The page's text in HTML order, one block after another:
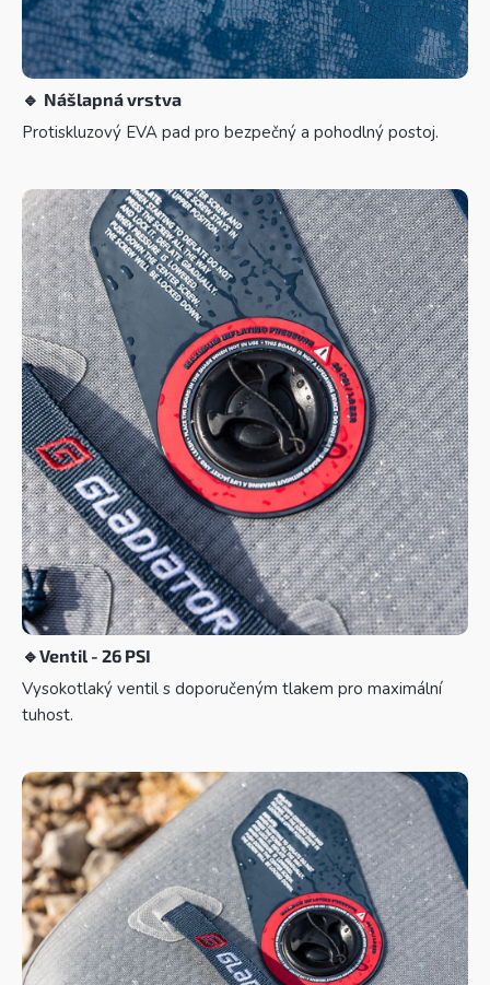
🔹 Nášlapná vrstva
Protiskluzový EVA pad pro bezpečný a pohodlný postoj.
🔹Ventil - 26 PSI
Vysokotlaký ventil s doporučeným tlakem pro maximální
tuhost.